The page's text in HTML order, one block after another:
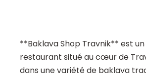
**Baklava Shop Travnik** est
restaurant situé au cœur de
dans une variété de baklava